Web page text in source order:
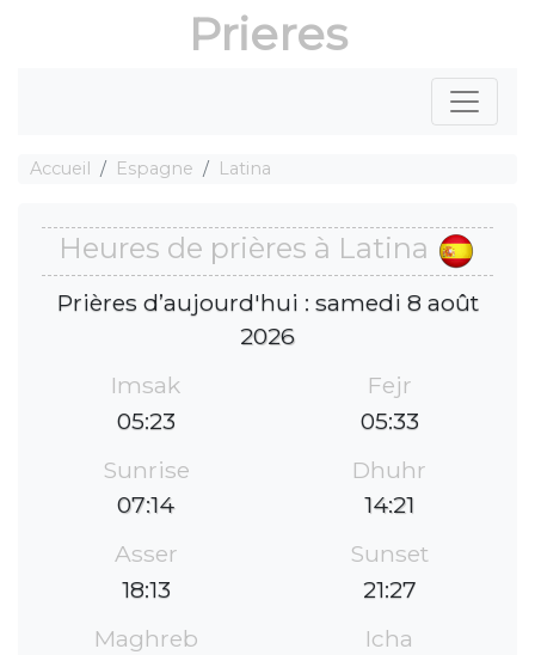
Prieres
Accueil Espagne Latina
Heures de prières à Latina
Prières d’aujourd'hui : samedi 8 août
2026
Imsak
05:23
Fejr
05:33
Sunrise
07:14
Dhuhr
14:21
Asser
18:13
Sunset
21:27
Maghreb
Icha